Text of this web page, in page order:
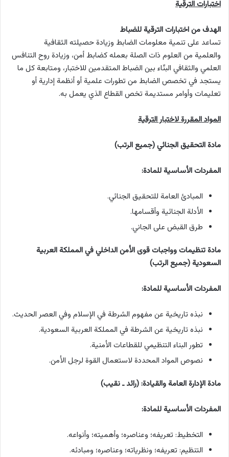
اختبارات الترقية
الهدف من اختبارات الترقية للضباط
تساعد على تنمية معلومات الضابط وزيادة حصيلته الثقافية
والعلمية من العلوم ذات الصلة بعمله كضابط أمن، وزيادة روح التنافس
العلمي والثقافي البنّاء بين الضباط المتقدمين للاختبار، ومتابعة كل ما
يستجد في تخصص الضابط من تطورات علمية أو أنظمة إدارية أو
تعليمات وأوامر مستديمة تخص القطاع الذي يعمل به.
المواد المقررة لاختبار الترقية
مادة التحقيق الجنائي (جميع الرتب)
المفردات الأساسية للمادة:
المبادئ العامة للتحقيق الجنائي.
الأدلة الجنائية وأقسامها.
طرق القبض على الجاني.
مادة تنظيمات وواجبات قوى الأمن الداخلي في المملكة العربية
السعودية (جميع الرتب)
المفردات الأساسية للمادة:
نبذه تاريخية عن مفهوم الشرطة في الإسلام وفي العصر الحديث.
نبذه تاريخية عن الشرطة في المملكة العربية السعودية.
تطور البناء التنظيمي للقطاعات الأمنية.
نصوص المواد المحددة لاستعمال القوة لرجل الأمن.
مادة الإدارة العامة والقيادة: (رائد ـ نقيب)
المفردات الأساسية للمادة:
التخطيط: تعريفه؛ وعناصره؛ وأهميته؛ وأنواعه.
التنظيم: تعريفه؛ ونظرياته؛ وعناصره؛ ومبادئه.